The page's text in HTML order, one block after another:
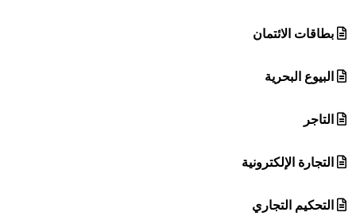
بطاقات الائتمان
البيوع البحرية
التاجر
التجارة الإلكترونية
التحكيم التجاري